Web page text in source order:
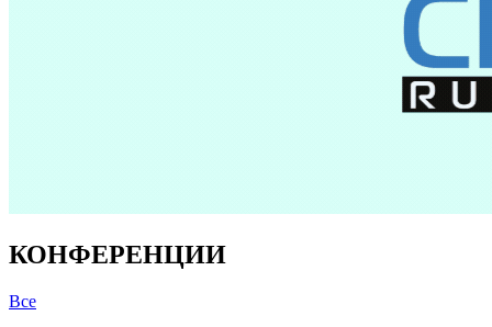
КОНФЕРЕНЦИИ
Все